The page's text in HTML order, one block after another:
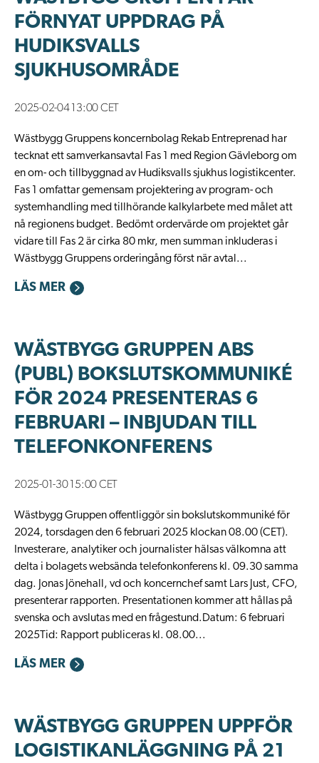
FÖRNYAT UPPDRAG PÅ
HUDIKSVALLS
SJUKHUSOMRÅDE
2025-02-04 13:00 CET
Wästbygg Gruppens koncernbolag Rekab Entreprenad har
tecknat ett samverkansavtal Fas 1 med Region Gävleborg om
en om- och tillbyggnad av Hudiksvalls sjukhus logistikcenter.
Fas 1 omfattar gemensam projektering av program- och
systemhandling med tillhörande kalkylarbete med målet att
nå regionens budget. Bedömt ordervärde om projektet går
vidare till Fas 2 är cirka 80 mkr, men summan inkluderas i
Wästbygg Gruppens orderingång först när avtal...
LÄS MER
WÄSTBYGG GRUPPEN ABS
(PUBL) BOKSLUTSKOMMUNIKÉ
FÖR 2024 PRESENTERAS 6
FEBRUARI – INBJUDAN TILL
TELEFONKONFERENS
2025-01-30 15:00 CET
Wästbygg Gruppen offentliggör sin bokslutskommuniké för
2024, torsdagen den 6 februari 2025 klockan 08.00 (CET).
Investerare, analytiker och journalister hälsas välkomna att
delta i bolagets websända telefonkonferens kl. 09.30 samma
dag. Jonas Jönehall, vd och koncernchef samt Lars Just, CFO,
presenterar rapporten. Presentationen kommer att hållas på
svenska och avslutas med en frågestund.Datum: 6 februari
2025Tid: Rapport publiceras kl. 08.00...
LÄS MER
WÄSTBYGG GRUPPEN UPPFÖR
LOGISTIKANLÄGGNING PÅ 21